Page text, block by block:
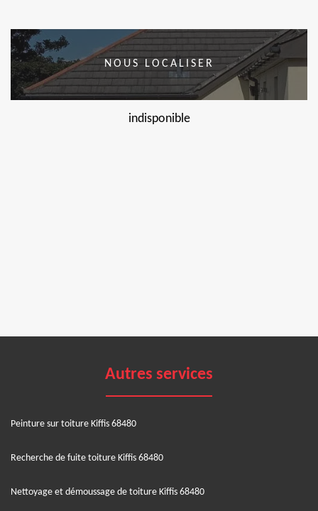
NOUS LOCALISER
indisponible
Autres services
Peinture sur toiture Kiffis 68480
Recherche de fuite toiture Kiffis 68480
Nettoyage et démoussage de toiture Kiffis 68480